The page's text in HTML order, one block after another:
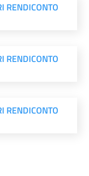
RENDICONTO
RENDICONTO
RENDICONTO